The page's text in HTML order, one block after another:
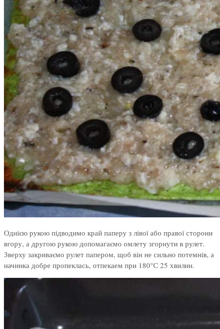
Однією рукою підводимо край паперу з лівої або правої сторони
вгору, а другою рукою допомагаємо омлету згорнути в рулет.
Зверху закриваємо рулет папером, щоб він не сильно потемнів, а
начинка добре пропеклась, отпекаем при 180°С 25 хвилин.